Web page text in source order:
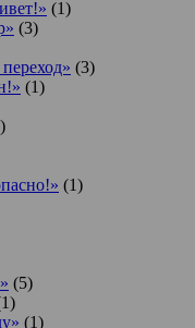
(1)
(3)
(3)
(1)
(1)
(5)
(1)